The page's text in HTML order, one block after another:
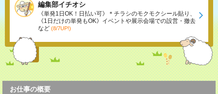
編集部イチオシ
《単発1日OK！日払い可》＊チラシのモクモクシール貼り、
《1日だけの単発もOK》イベントや展示会場での設営・撤去
など (8/7UP!)
お仕事の概要